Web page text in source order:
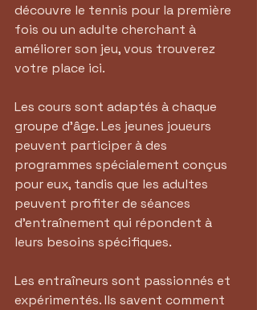
découvre le tennis pour la première
fois ou un adulte cherchant à
améliorer son jeu, vous trouverez
votre place ici.
Les cours sont adaptés à chaque
groupe d'âge. Les jeunes joueurs
peuvent participer à des
programmes spécialement conçus
pour eux, tandis que les adultes
peuvent profiter de séances
d'entraînement qui répondent à
leurs besoins spécifiques.
Les entraîneurs sont passionnés et
expérimentés. Ils savent comment